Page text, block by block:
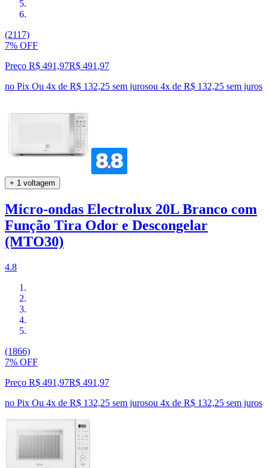
(2117)
7% OFF
Preço R$ 491,97R$ 491 ,97
no Pix Ou 4x de R$ 132,25 sem jurosou 4x de R$ 132,25 sem juros
+ 1 voltagem
Micro-ondas Electrolux 20L Branco com
Função Tira Odor e Descongelar
(MTO30)
4.8
(1866)
7% OFF
Preço R$ 491,97R$ 491 ,97
no Pix Ou 4x de R$ 132,25 sem jurosou 4x de R$ 132,25 sem juros